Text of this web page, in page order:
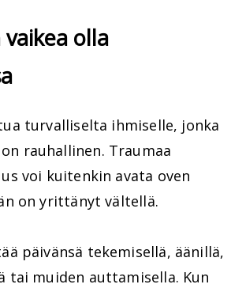
olla
turvalliselta ihmiselle, jonka
rauhallinen. Traumaa
voi kuitenkin avata oven
on yrittänyt vältellä.
päivänsä tekemisellä, äänillä,
tai muiden auttamisella. Kun